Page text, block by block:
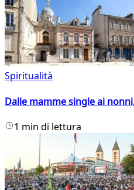
Spiritualità
Dalle mamme single ai
1 min di lettura